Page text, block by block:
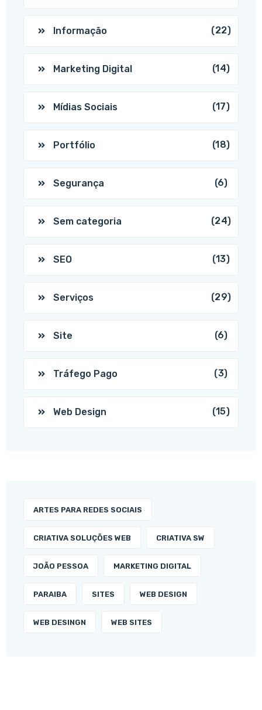
Informação (22)
Marketing Digital (14)
Mídias Sociais (17)
Portfólio (18)
Segurança (6)
Sem categoria (24)
SEO (13)
Serviços (29)
Site (6)
Tráfego Pago (3)
Web Design (15)
ARTES PARA REDES SOCIAIS
CRIATIVA SOLUÇÕES WEB CRIATIVA SW
JOÃO PESSOA MARKETING DIGITAL
PARAIBA SITES WEB DESIGN
WEB DESINGN WEB SITES